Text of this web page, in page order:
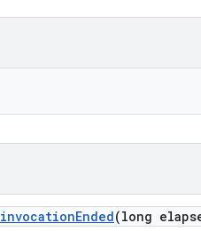
invocationEnded(long